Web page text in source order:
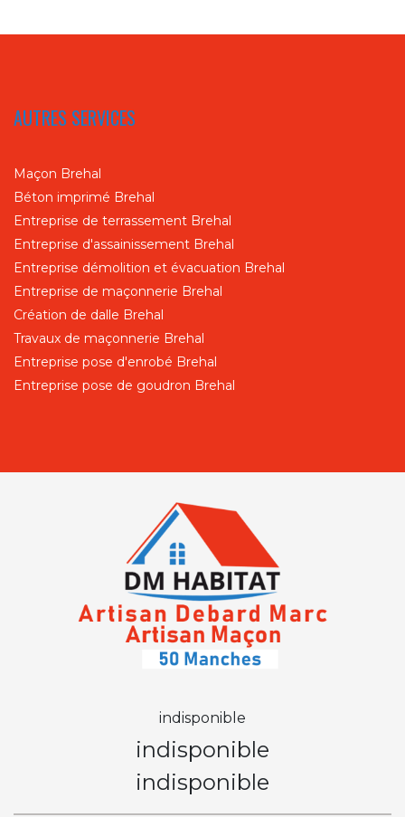
AUTRES SERVICES
Maçon Brehal
Béton imprimé Brehal
Entreprise de terrassement Brehal
Entreprise d'assainissement Brehal
Entreprise démolition et évacuation Brehal
Entreprise de maçonnerie Brehal
Création de dalle Brehal
Travaux de maçonnerie Brehal
Entreprise pose d'enrobé Brehal
Entreprise pose de goudron Brehal
indisponible
indisponible
indisponible